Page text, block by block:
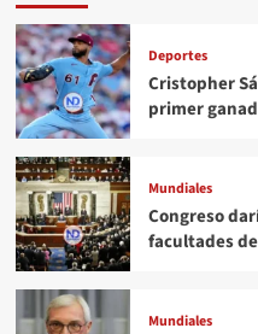
Deportes
Cristopher
primer
Mundiales
Congreso
facultades
Mundiales